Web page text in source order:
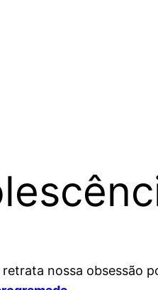
nossa obsessão